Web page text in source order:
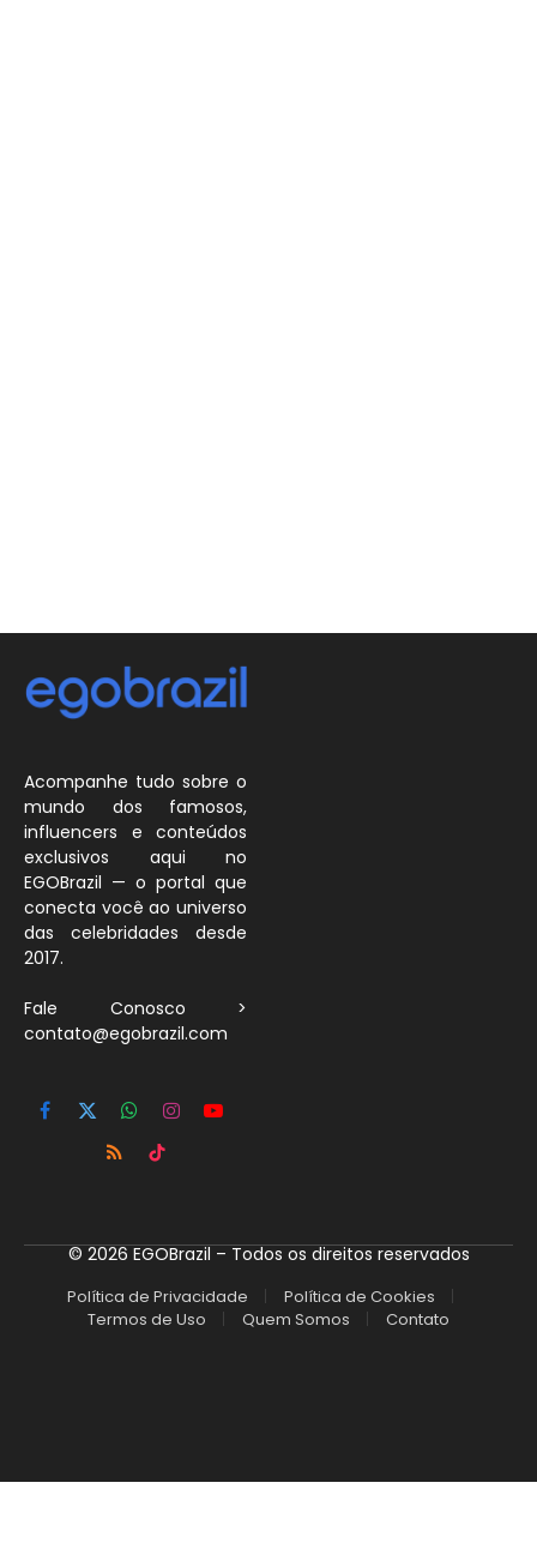
Acompanhe tudo sobre o
mundo dos famosos,
influencers e conteúdos
exclusivos aqui no
EGOBrazil — o portal que
conecta você ao universo
das celebridades desde
2017.
Fale Conosco >
contato@egobrazil.com
Facebook
X
(Twitter)
WhatsApp
InstagramYouTube
RSS
TikTok
© 2026 EGOBrazil – Todos os direitos reservados
Política de Privacidade
Política de Cookies
Termos de Uso
Quem Somos Contato